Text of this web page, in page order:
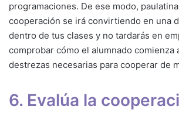
programaciones. De ese modo,
cooperación se irá convirtiendo en una
dentro de tus clases y no tardarás en
comprobar cómo el alumnado comienza
destrezas necesarias para cooperar de
6. Evalúa la